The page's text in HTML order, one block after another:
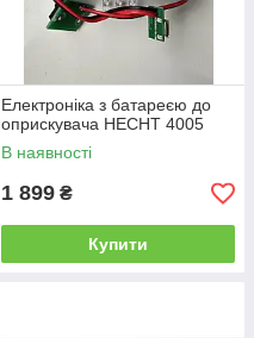
Електроніка з батареєю до
оприскувача HECHT 4005
В наявності
1 899 ₴
Купити